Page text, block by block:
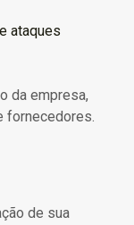
ataques
da empresa,
fornecedores.
de sua